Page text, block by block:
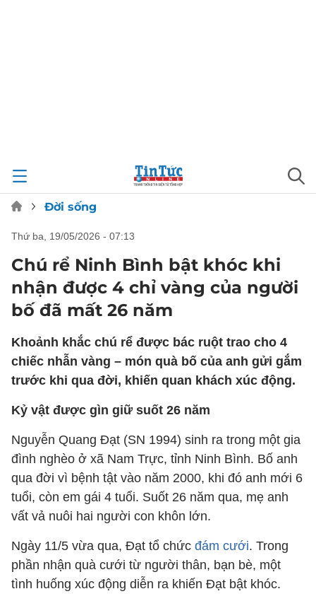
Đời sống
thứ ba, 19/05/2026 - 07:13
Chú rể Ninh Bình bật khóc khi
nhận được 4 chỉ vàng của người
bố đã mất 26 năm
Khoảnh khắc chú rể được bác ruột trao cho 4
chiếc nhẫn vàng – món quà bố của anh gửi gắm
trước khi qua đời, khiến quan khách xúc động.
Kỷ vật được gìn giữ suốt 26 năm
Nguyễn Quang Đạt (SN 1994) sinh ra trong một gia
đình nghèo ở xã Nam Trực, tỉnh Ninh Bình. Bố anh
qua đời vì bệnh tật vào năm 2000, khi đó anh mới 6
tuổi, còn em gái 4 tuổi. Suốt 26 năm qua, mẹ anh
vất vả nuôi hai người con khôn lớn.
Ngày 11/5 vừa qua, Đạt tổ chức đám cưới. Trong
phần nhận quà cưới từ người thân, bạn bè, một
tình huống xúc động diễn ra khiến Đạt bật khóc.